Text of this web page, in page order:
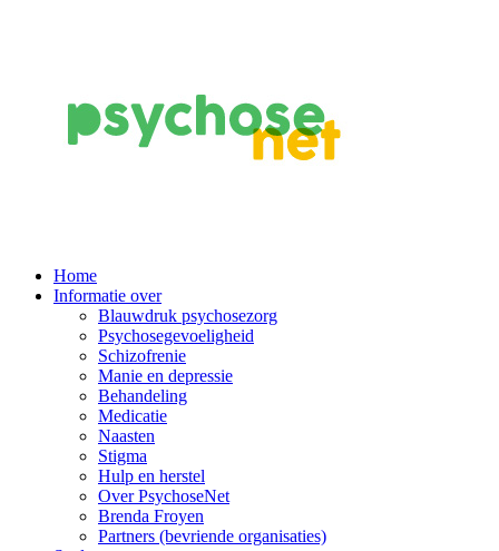
Main
Navigation
Home
Informatie over
Blauwdruk psychosezorg
Psychosegevoeligheid
Schizofrenie
Manie en depressie
Behandeling
Medicatie
Naasten
Stigma
Hulp en herstel
Over PsychoseNet
Brenda Froyen
Partners (bevriende organisaties)